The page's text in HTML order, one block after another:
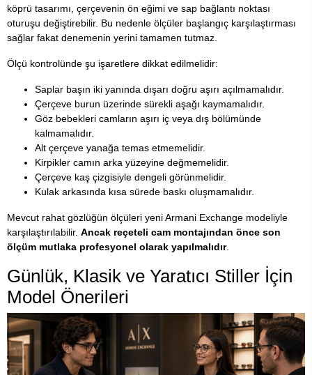
köprü tasarımı, çerçevenin ön eğimi ve sap bağlantı noktası
oturuşu değiştirebilir. Bu nedenle ölçüler başlangıç karşılaştırması
sağlar fakat denemenin yerini tamamen tutmaz.
Ölçü kontrolünde şu işaretlere dikkat edilmelidir:
Saplar başın iki yanında dışarı doğru aşırı açılmamalıdır.
Çerçeve burun üzerinde sürekli aşağı kaymamalıdır.
Göz bebekleri camların aşırı iç veya dış bölümünde
kalmamalıdır.
Alt çerçeve yanağa temas etmemelidir.
Kirpikler camın arka yüzeyine değmemelidir.
Çerçeve kaş çizgisiyle dengeli görünmelidir.
Kulak arkasında kısa sürede baskı oluşmamalıdır.
Mevcut rahat gözlüğün ölçüleri yeni Armani Exchange modeliyle
karşılaştırılabilir. Ancak reçeteli cam montajından önce son
ölçüm mutlaka profesyonel olarak yapılmalıdır.
Günlük, Klasik ve Yaratıcı Stiller İçin
Model Önerileri